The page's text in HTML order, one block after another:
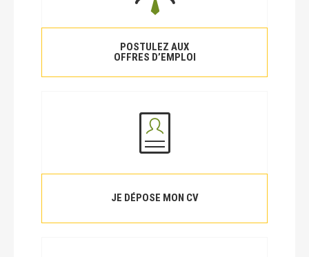
POSTULEZ AUX
OFFRES D’EMPLOI
JE DÉPOSE MON CV